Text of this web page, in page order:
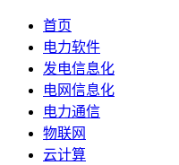
首页
电力软件
发电信息化
电网信息化
电力通信
物联网
云计算